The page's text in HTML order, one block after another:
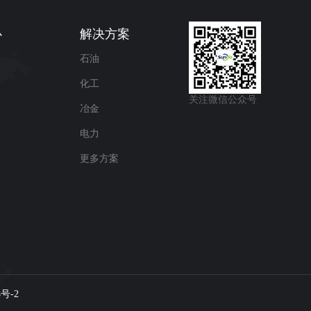
解决方案
石油
化工
冶金
电力
更多方案
关注微信公众号
-2